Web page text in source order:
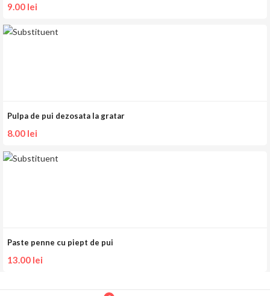
9.00 lei
Pulpa de pui dezosata la gratar
8.00 lei
Paste penne cu piept de pui
13.00 lei